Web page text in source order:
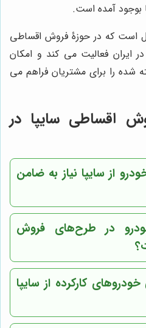
بوجود آمده است.
است که در حوزۀ فروش اقساطی
ایران فعالیت می کند و امکان
شده را برای مشتریان فراهم می
اقساطی سایپا در
از سایپا نیاز به ضامن
در طرح‌های فروش
کارکرده از سایپا